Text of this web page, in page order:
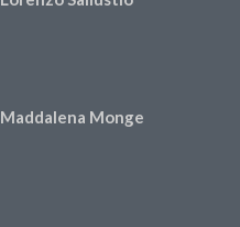
Maddalena Monge